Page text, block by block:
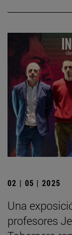
02 | 05 | 2025
Una
profesores